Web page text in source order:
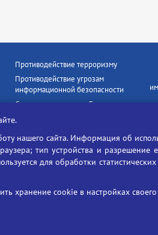
Противодействие терроризму
Противодействие угрозам
информационной безопасности
Социальные ролики - Генеральная
БГУ против наркотиков
нашего сайта. Информация об
тип устройства и разрешение
для обработки
хранение cookie в настройках своего